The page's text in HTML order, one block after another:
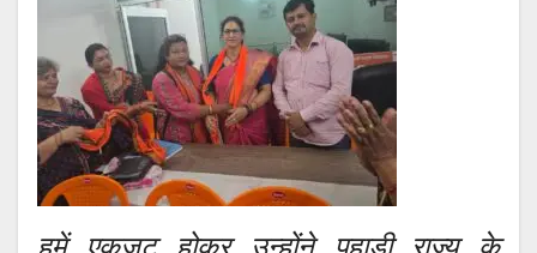
हमें एकजुट होकर उन्होंने पहाड़ी राज्य के